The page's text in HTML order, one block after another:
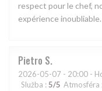
respect pour le chef,
expérience inoubliable.
Pietro S
2026-05-07 - 20:00 -
Služba : 5/5 Atmosféra